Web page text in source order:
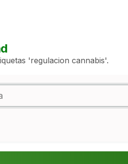
'regulacion cannabis'.